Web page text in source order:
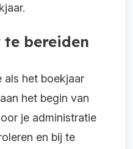
te bereiden
als het boekjaar
het begin van
je administratie
en bij te